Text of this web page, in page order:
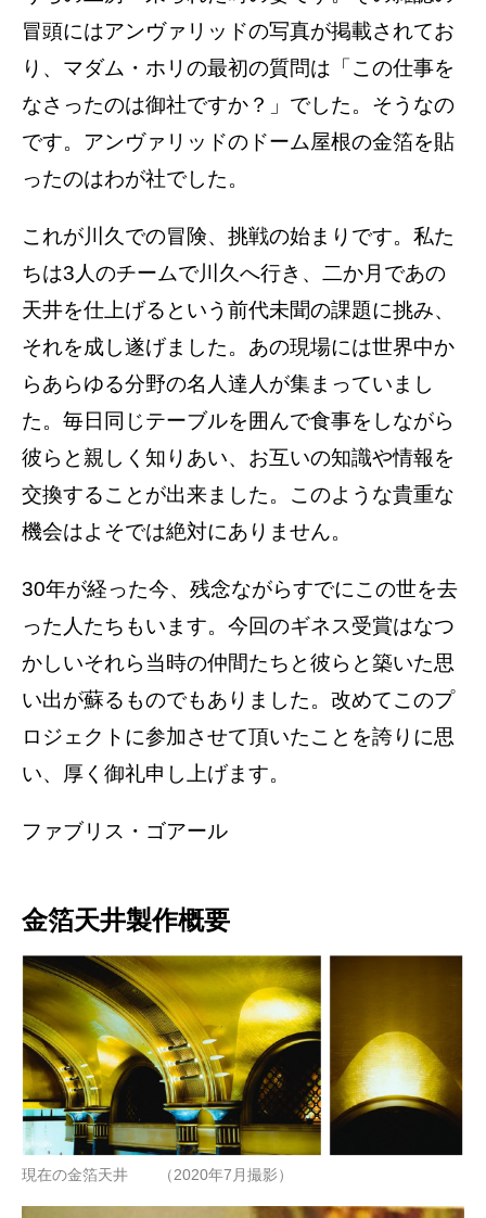
冒頭にはアンヴァリッドの写真が掲載されてお
り、マダム・ホリの最初の質問は「この仕事を
なさったのは御社ですか？」でした。そうなの
です。アンヴァリッドのドーム屋根の金箔を貼
ったのはわが社でした。
これが川久での冒険、挑戦の始まりです。私た
ちは3人のチームで川久へ行き、二か月であの
天井を仕上げるという前代未聞の課題に挑み、
それを成し遂げました。あの現場には世界中か
らあらゆる分野の名人達人が集まっていまし
た。毎日同じテーブルを囲んで食事をしながら
彼らと親しく知りあい、お互いの知識や情報を
交換することが出来ました。このような貴重な
機会はよそでは絶対にありません。
30年が経った今、残念ながらすでにこの世を去
った人たちもいます。今回のギネス受賞はなつ
かしいそれら当時の仲間たちと彼らと築いた思
い出が蘇るものでもありました。改めてこのプ
ロジェクトに参加させて頂いたことを誇りに思
い、厚く御礼申し上げます。
ファブリス・ゴアール
金箔天井製作概要
現在の金箔天井 （2020年7月撮影）